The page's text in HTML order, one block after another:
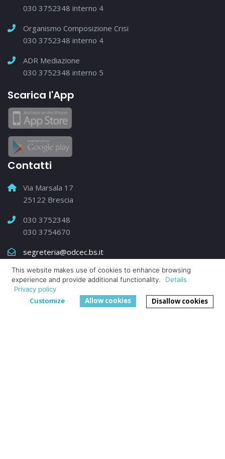
030 3752348 interno 4
Organismo Composizione Crisi
030 3752348 interno 4
ADR Mediazione
030 3752348 interno 5
Scarica l'App
Contatti
Via Marsala 17
25122 Brescia
030 3752348
030 3754670
segreteria@odcec.bs.it
Elenco Contatti
Profilo Linkedin
This website makes use of cookies to enhance browsing
experience and provide additional functionality.
Details
Privacy policy
Disallow cookies
Allow cookies
Customize